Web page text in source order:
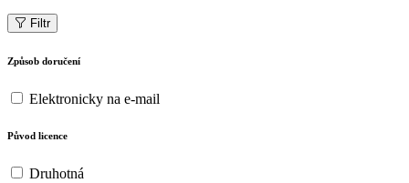
Filtr
Způsob doručení
Elektronicky na e-mail
Původ licence
Druhotná